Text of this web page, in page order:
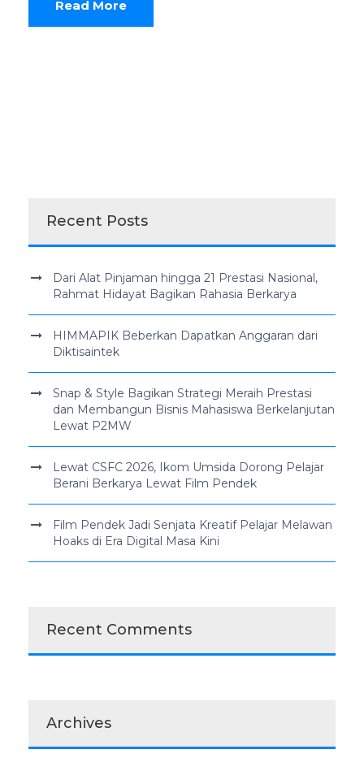
Read More
Recent Posts
Dari Alat Pinjaman hingga 21 Prestasi Nasional,
Rahmat Hidayat Bagikan Rahasia Berkarya
HIMMAPIK Beberkan Dapatkan Anggaran dari
Diktisaintek
Snap & Style Bagikan Strategi Meraih Prestasi
dan Membangun Bisnis Mahasiswa Berkelanjutan
Lewat P2MW
Lewat CSFC 2026, Ikom Umsida Dorong Pelajar
Berani Berkarya Lewat Film Pendek
Film Pendek Jadi Senjata Kreatif Pelajar Melawan
Hoaks di Era Digital Masa Kini
Recent Comments
Archives